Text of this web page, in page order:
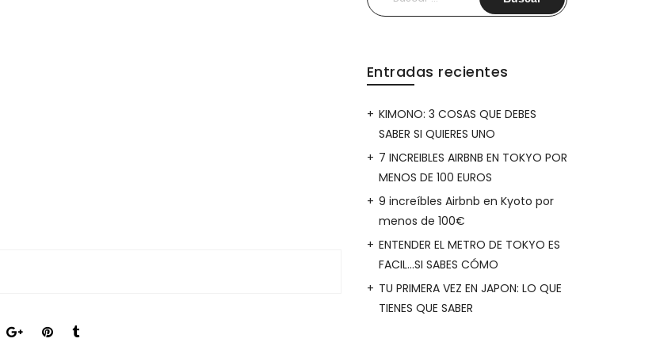
Entradas recientes
KIMONO: 3 COSAS QUE DEBES
SABER SI QUIERES UNO
7 INCREIBLES AIRBNB EN TOKYO POR
MENOS DE 100 EUROS
9 increíbles Airbnb en Kyoto por
menos de 100€
ENTENDER EL METRO DE TOKYO ES
FACIL…SI SABES CÓMO
TU PRIMERA VEZ EN JAPON: LO QUE
TIENES QUE SABER